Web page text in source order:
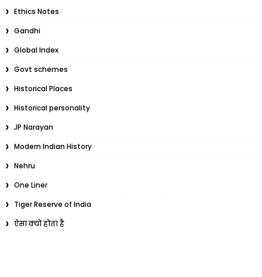
Ethics Notes
Gandhi
Global Index
Govt schemes
Historical Places
Historical personality
JP Narayan
Modern Indian History
Nehru
One Liner
Tiger Reserve of India
ऐसा क्यों होता है